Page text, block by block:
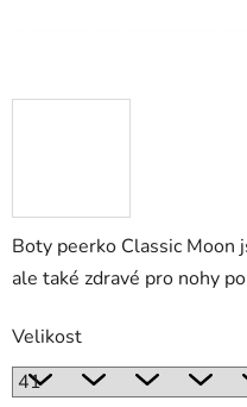
Boty peerko Classic Moon
ale také zdravé pro nohy
Velikost